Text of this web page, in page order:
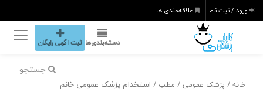
ورود / ثبت نام علاقه‌مندی ها
دسته‌بندی‌ها ثبت اگهی رایگان
جستجو
خانه / پزشک عمومی / مطب / استخدام پزشک عمومی خانم